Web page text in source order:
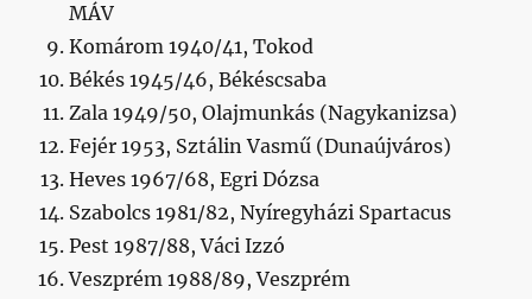
MÁV
Komárom 1940/41, Tokod
Békés 1945/46, Békéscsaba
Zala 1949/50, Olajmunkás (Nagykanizsa)
Fejér 1953, Sztálin Vasmű (Dunaújváros)
Heves 1967/68, Egri Dózsa
Szabolcs 1981/82, Nyíregyházi Spartacus
Pest 1987/88, Váci Izzó
Veszprém 1988/89, Veszprém